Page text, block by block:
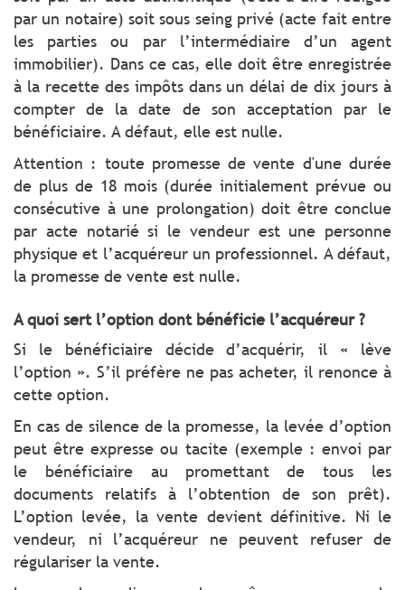
par un notaire) soit sous seing privé (acte fait entre
les parties ou par l’intermédiaire d’un agent
immobilier). Dans ce cas, elle doit être enregistrée
à la recette des impôts dans un délai de dix jours à
compter de la date de son acceptation par le
bénéficiaire. A défaut, elle est nulle.
Attention : toute promesse de vente d'une durée
de plus de 18 mois (durée initialement prévue ou
consécutive à une prolongation) doit être conclue
par acte notarié si le vendeur est une personne
physique et l’acquéreur un professionnel. A défaut,
la promesse de vente est nulle.
A quoi sert l’option dont bénéficie l’acquéreur ?
Si le bénéficiaire décide d’acquérir, il « lève
l’option ». S’il préfère ne pas acheter, il renonce à
cette option.
En cas de silence de la promesse, la levée d’option
peut être expresse ou tacite (exemple : envoi par
le bénéficiaire au promettant de tous les
documents relatifs à l’obtention de son prêt).
L’option levée, la vente devient définitive. Ni le
vendeur, ni l’acquéreur ne peuvent refuser de
régulariser la vente.